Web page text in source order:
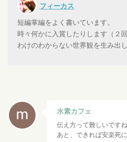
フィーカス
短編掌編をよく書いています。
時々何かに入賞したりします（２回
わけのわからない世界観を生み出
水素カフェ
伝え方って難しいですね
あと、できれば安楽死